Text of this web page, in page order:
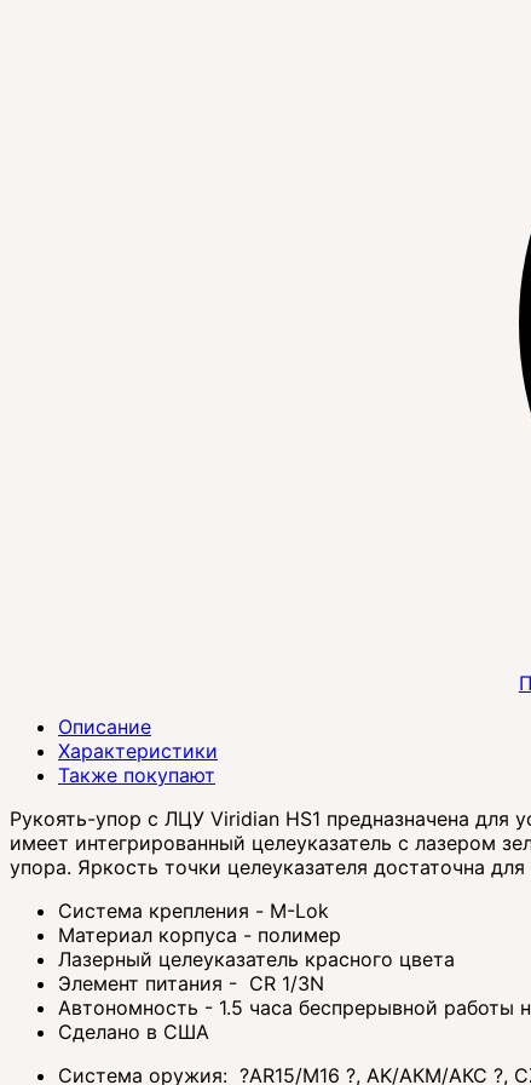
Описание
Характеристики
Также покупают
Рукоять-упор с ЛЦУ Viridian HS1 предназначена для
имеет интегрированный целеуказатель с лазером
упора. Яркость точки целеуказателя достаточна
Система крепления - M-Lok
Материал корпуса - полимер
Лазерный целеуказатель красного цвета
Элемент питания - СR 1/3N
Автономность - 1.5 часа беспрерывной работы
Сделано в США
Система оружия: ?AR15/M16 ?, AK/АКМ/АКС ?,